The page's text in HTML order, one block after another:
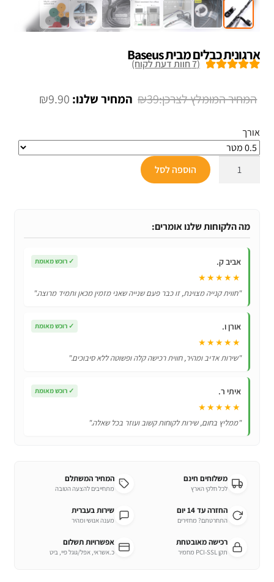
ארגונית כבלים מבית Baseus
(
7חוות דעת לקוח)
₪39
המחיר
היה:
₪39.
₪9.90 המחיר
הוא:
₪9.90.
אורך
מבית
הוספה לסל
מה הלקוחות שלנו אומרים:
אביב ק. ✓ רוכש מאומת
★★★★★
"חווית קנייה מצוינת, זו כבר פעם שנייה שאני מזמין מכאן ותמיד מרוצה."
אורן ו. ✓ רוכש מאומת
★★★★★
"שירות אדיב ומהיר, חווית רכישה קלה ופשוטה ללא סיבוכים."
איתי ר. ✓ רוכש מאומת
★★★★★
"ממליץ בחום, שירות לקוחות קשוב ועוזר בכל שאלה."
משלוחים חינם
לכל חלקי הארץ
המחיר המשתלם
מתחייבים להצעה הטובה
החזרה עד 14 יום
התחרטתם? מחזירים
שירות בעברית
מענה אנושי ומהיר
רכישה מאובטחת
תקן PCI-SSL מחמיר
אפשרויות תשלום
כ.אשראי, אפל/גוגל פיי, ביט